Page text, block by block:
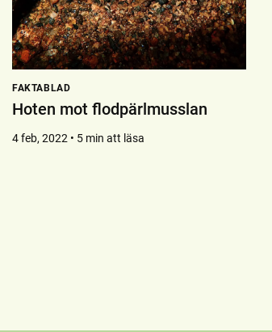
FAKTABLAD
Hoten mot flodpärlmusslan
4 feb, 2022 • 5 min att läsa